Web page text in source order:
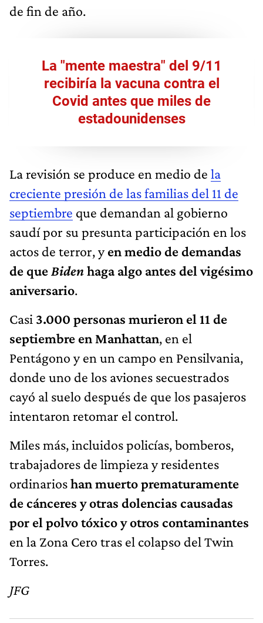
de fin de año.
La "mente maestra" del 9/11
recibiría la vacuna contra el
Covid antes que miles de
estadounidenses
La revisión se produce en medio de la
creciente presión de las familias del 11 de
septiembre que demandan al gobierno
saudí por su presunta participación en los
actos de terror, yen medio de demandas
de queBidenhaga algo antes del vigésimo
aniversario.
Casi 3.000 personas murieron el 11 de
septiembre en Manhattan, en el
Pentágono y en un campo en Pensilvania,
donde uno de los aviones secuestrados
cayó al suelo después de que los pasajeros
intentaron retomar el control.
Miles más, incluidos policías, bomberos,
trabajadores de limpieza y residentes
ordinarioshan muerto prematuramente
de cánceres y otras dolencias causadas
por el polvo tóxico y otros contaminantes
en la Zona Cero tras el colapso del Twin
Torres.
JFG